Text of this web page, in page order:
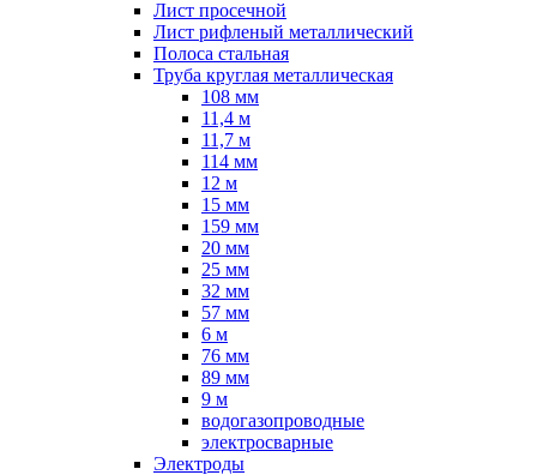
Лист просечной
Лист рифленый металлический
Полоса стальная
Труба круглая металлическая
108 мм
11,4 м
11,7 м
114 мм
12 м
15 мм
159 мм
20 мм
25 мм
32 мм
57 мм
6 м
76 мм
89 мм
9 м
водогазопроводные
электросварные
Электроды